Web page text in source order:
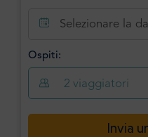
Selezionare la
Ospiti:
2 viaggiatori
Invia